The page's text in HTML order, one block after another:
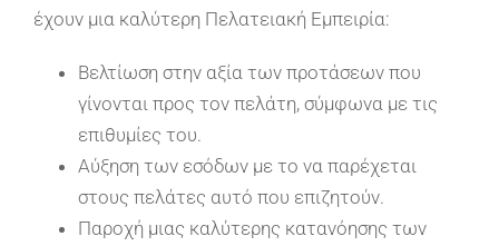
έχουν μια καλύτερη Πελατειακή Εμπειρία:
Βελτίωση στην αξία των προτάσεων που
γίνονται προς τον πελάτη, σύμφωνα με τις
επιθυμίες του.
Αύξηση των εσόδων με το να παρέχεται
στους πελάτες αυτό που επιζητούν.
Παροχή μιας καλύτερης κατανόησης των